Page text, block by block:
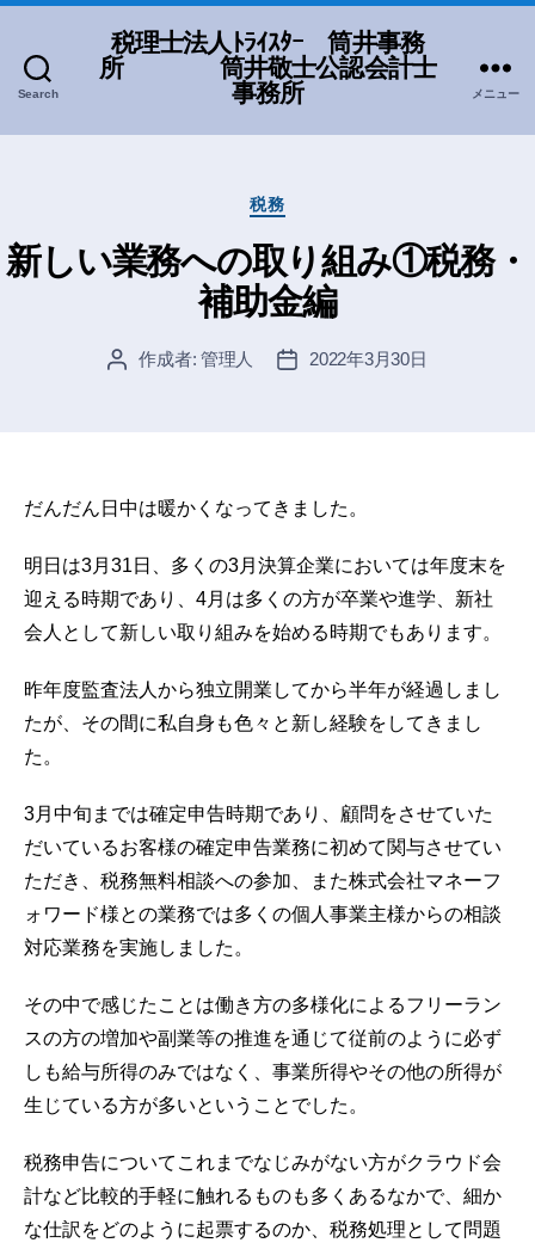
Search
税理士法人ﾄﾗｲｽﾀｰ 筒井事務
所 筒井敬士公認会計士
事務所
メニュー
カ
テ
ゴ
リ
ー
税務
新しい業務への取り組み①税務・
補助金編
投
作成者: 管理人
投
2022年3月30日
だんだん日中は暖かくなってきました。
明日は3月31日、多くの3月決算企業においては年度末を
迎える時期であり、4月は多くの方が卒業や進学、新社
会人として新しい取り組みを始める時期でもあります。
昨年度監査法人から独立開業してから半年が経過しまし
たが、その間に私自身も色々と新し経験をしてきまし
た。
3月中旬までは確定申告時期であり、顧問をさせていた
だいているお客様の確定申告業務に初めて関与させてい
ただき、税務無料相談への参加、また株式会社マネーフ
ォワード様との業務では多くの個人事業主様からの相談
対応業務を実施しました。
その中で感じたことは働き方の多様化によるフリーラン
スの方の増加や副業等の推進を通じて従前のように必ず
しも給与所得のみではなく、事業所得やその他の所得が
生じている方が多いということでした。
税務申告についてこれまでなじみがない方がクラウド会
計など比較的手軽に触れるものも多くあるなかで、細か
な仕訳をどのように起票するのか、税務処理として問題